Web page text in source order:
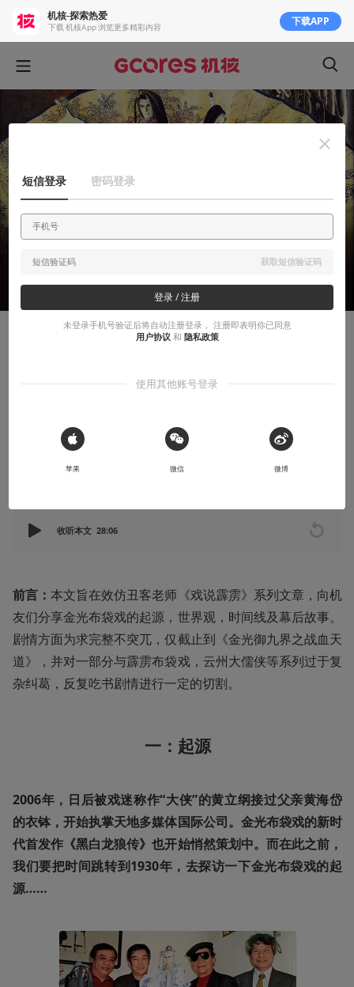
戏说金光丨第一章：起源及世界观
梁饮 2023-05-31
收听本文 28:06
前言：本文旨在效仿丑客老师《戏说霹雳》系列文章，向机
友们分享金光布袋戏的起源，世界观，时间线及幕后故事。
剧情方面为求完整不突兀，仅截止到《金光御九界之战血天
道》，并对一部分与霹雳布袋戏，云州大儒侠等系列过于复
杂纠葛，反复吃书剧情进行一定的切割。
一：起源
2006年，日后被戏迷称作“大侠”的黄立纲接过父亲黄海岱
的衣钵，开始执掌天地多媒体国际公司。金光布袋戏的新时
代首发作《黑白龙狼传》也开始悄然策划中。而在此之前，
我们要把时间跳转到1930年，去探访一下金光布袋戏的起
源……
机核-探索热爱
下载 机核App 浏览更多精彩内容 下载APP
短信登录 密码登录
获取短信验证码
登录 / 注册
未登录手机号验证后将自动注册登录， 注册即表明你已同意
用户协议 和 隐私政策
使用其他账号登录
 Sign in with Apple
苹果 微信 微博